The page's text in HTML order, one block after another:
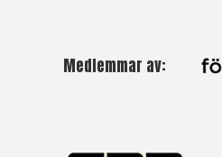
Medlemmar av: